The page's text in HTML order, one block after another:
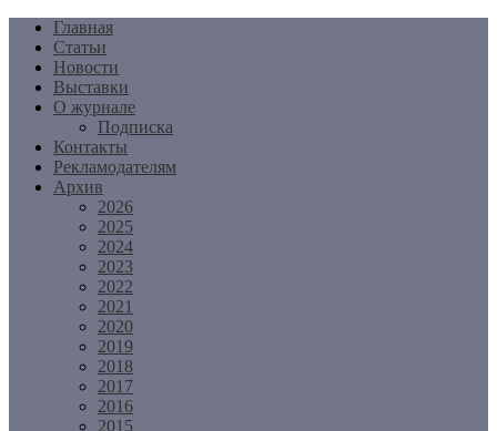
Перейти
содержимому
Главная
Статьи
Новости
Выставки
О журнале
Подписка
Контакты
Рекламодателям
Архив
2026
2025
2024
2023
2022
2021
2020
2019
2018
2017
2016
2015